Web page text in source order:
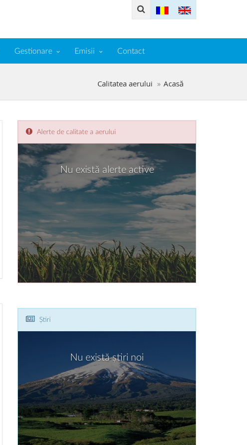
Gestionare Emisii Contact
Calitatea aerului Acasă
Alerte de calitate a aerului
Nu există alerte active
Știri
Nu există știri noi